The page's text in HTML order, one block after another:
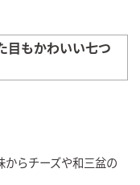
目もかわいい七つ
からチーズや和三盆の